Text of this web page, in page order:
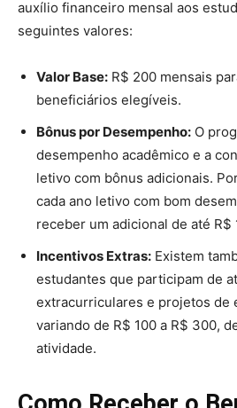
auxílio financeiro mensal aos
seguintes valores:
Valor Base: R$ 200 mensais
beneficiários elegíveis.
Bônus por Desempenho: O
desempenho acadêmico e a
letivo com bônus adicionais.
cada ano letivo com bom
receber um adicional de até R$
Incentivos Extras: Existem
estudantes que participam de
extracurriculares e projetos de
variando de R$ 100 a R$ 300,
atividade.